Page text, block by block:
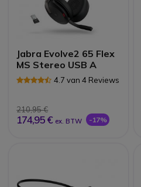
Jabra Evolve2 65 Flex
MS Stereo USB A
4.7 van 4 Reviews
210,95 €
174,95 € ex. BTW -17%